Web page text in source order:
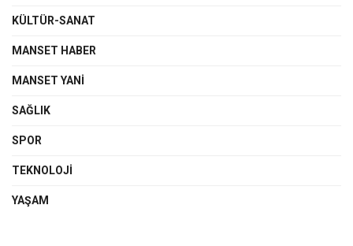
KÜLTÜR-SANAT
MANSET HABER
MANSET YANI
SAĞLIK
SPOR
TEKNOLOJI
YAŞAM